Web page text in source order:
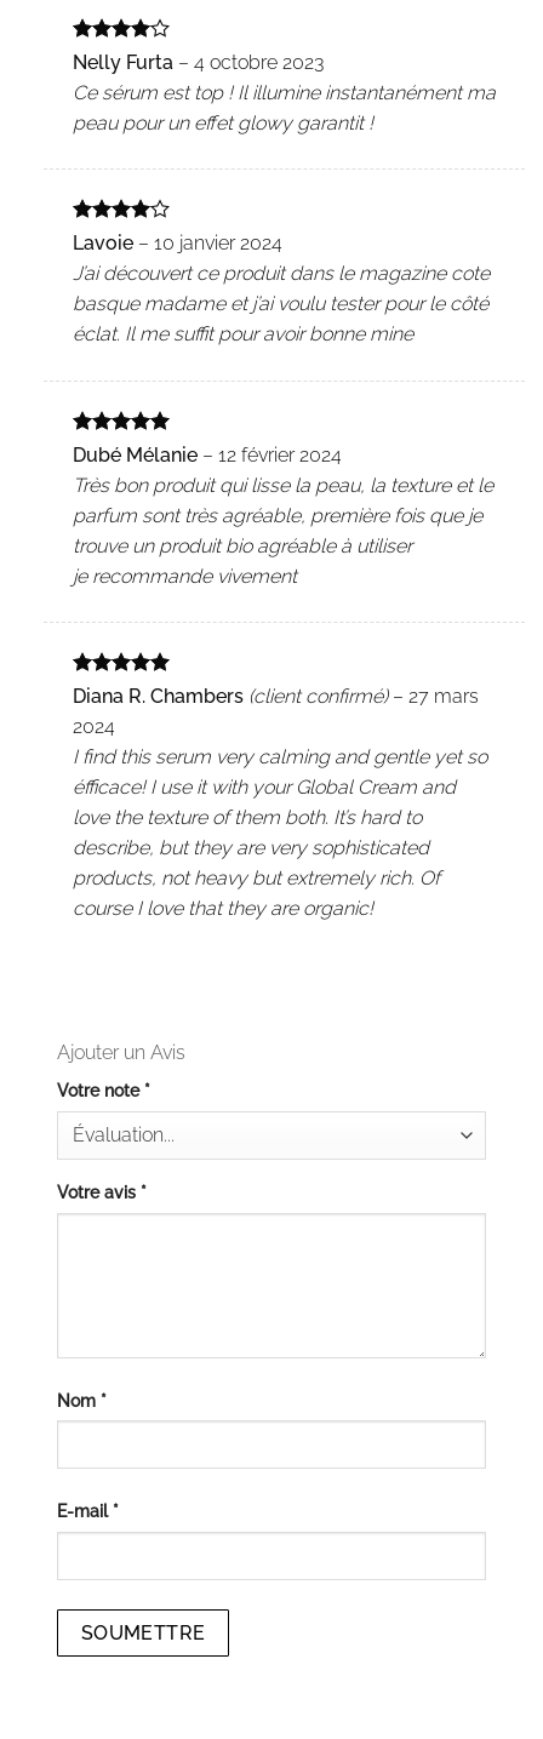
Note4
sur 5
Nelly Furta – 4 octobre 2023
Ce sérum est top ! Il illumine instantanément ma
peau pour un effet glowy garantit !
Note4
Lavoie – 10 janvier 2024
J’ai découvert ce produit dans le magazine cote
basque madame et j’ai voulu tester pour le côté
éclat. Il me suffit pour avoir bonne mine
Note5sur
Dubé Mélanie – 12 février 2024
Très bon produit qui lisse la peau, la texture et le
parfum sont très agréable, première fois que je
trouve un produit bio agréable à utiliser
je recommande vivement
Note5 sur
Diana R. Chambers (client confirmé) – 27 mars
2024
I find this serum very calming and gentle yet so
éfficace! I use it with your Global Cream and
love the texture of them both. It’s hard to
describe, but they are very sophisticated
products, not heavy but extremely rich. Of
course I love that they are organic!
Ajouter un Avis
Votre note *
Votre avis *
Nom *
E-mail *